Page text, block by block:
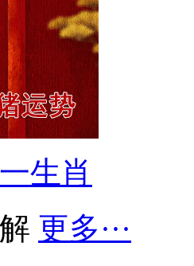
生肖
更多···